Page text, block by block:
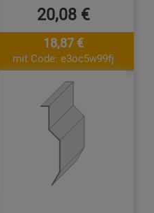
20,08 €
18,87 €
mit Code: e3oc5w99fj